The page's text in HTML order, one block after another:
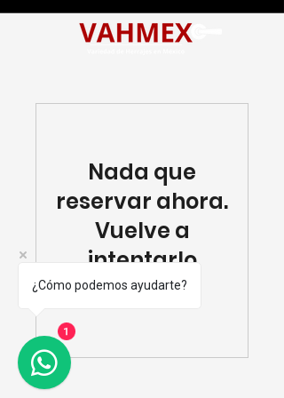
Nada que
reservar ahora.
Vuelve a
intentarlo
pronto.
¿Cómo podemos ayudarte?
1